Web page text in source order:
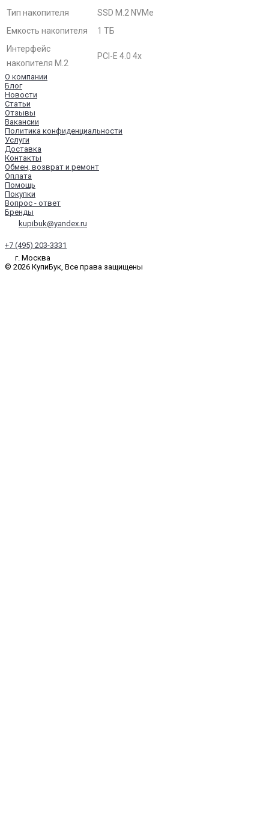
Тип накопителя
SSD M.2 NVMe
Емкость накопителя
1 ТБ
Интерфейс
накопителя M.2
PCI-E 4.0 4x
О компании
Блог
Новости
Статьи
Отзывы
Вакансии
Политика конфиденциальности
Услуги
Доставка
Контакты
Обмен, возврат и ремонт
Оплата
Помощь
Покупки
Вопрос - ответ
Бренды
kupibuk@yandex.ru
+7 (495) 203-3331
г. Москва
© 2026 КупиБук, Все права защищены